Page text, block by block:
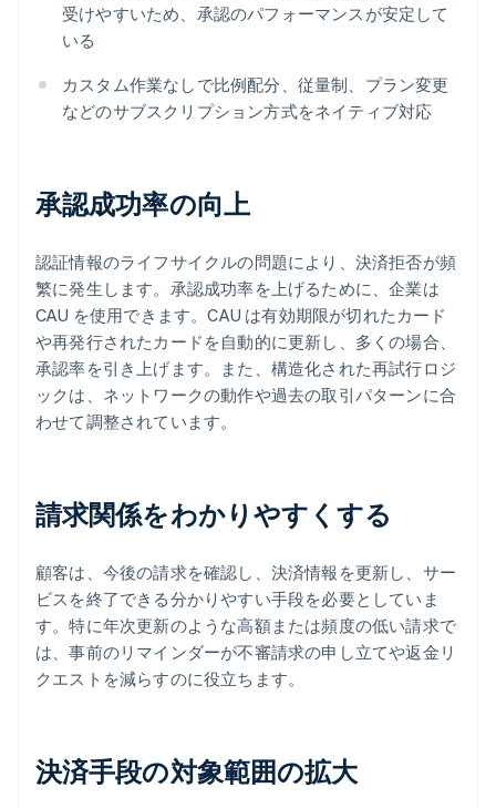
受けやすいため、承認のパフォーマンスが安定して
いる
カスタム作業なしで比例配分、従量制、プラン変更
などのサブスクリプション方式をネイティブ対応
承認成功率の向上
認証情報のライフサイクルの問題により、決済拒否が頻
繁に発生します。承認成功率を上げるために、企業は
CAU を使用できます。CAU は有効期限が切れたカード
や再発行されたカードを自動的に更新し、多くの場合、
承認率を引き上げます。また、構造化された再試行ロジ
ックは、ネットワークの動作や過去の取引パターンに合
わせて調整されています。
請求関係をわかりやすくする
顧客は、今後の請求を確認し、決済情報を更新し、サー
ビスを終了できる分かりやすい手段を必要としていま
す。特に年次更新のような高額または頻度の低い請求で
は、事前のリマインダーが不審請求の申し立てや返金リ
クエストを減らすのに役立ちます。
決済手段の対象範囲の拡大